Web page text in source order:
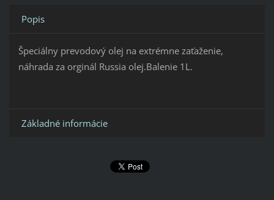
Popis
Špeciálny prevodový olej na extrémne zaťaženie,
náhrada za orginál Russia olej.Balenie 1L.
Základné informácie